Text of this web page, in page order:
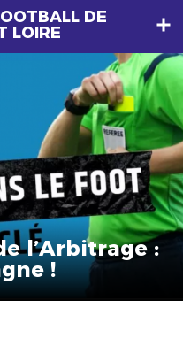
DE
LOIRE
l’Arbitrage :
!